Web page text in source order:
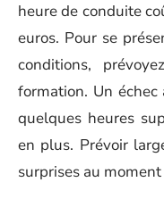
heure de conduite
euros. Pour se
conditions,
formation. Un échec
quelques heures
en plus. Prévoir
surprises au